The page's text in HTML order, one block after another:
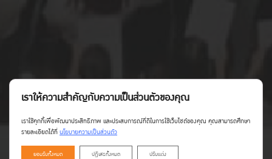
เราให้ความสำคัญกับความเป็นส่วนตัวของคุณ
เราใช้คุกกี้เพื่อพัฒนาประสิทธิภาพ และประสบการณ์ที่ดีในการใช้เว็บไซต์ของคุณ คุณสามารถศึกษา
รายละเอียดได้ที่นโยบายความเป็นส่วนตัว
ยอมรับทั้งหมด ปฏิเสธทั้งหมด ปรับแต่ง